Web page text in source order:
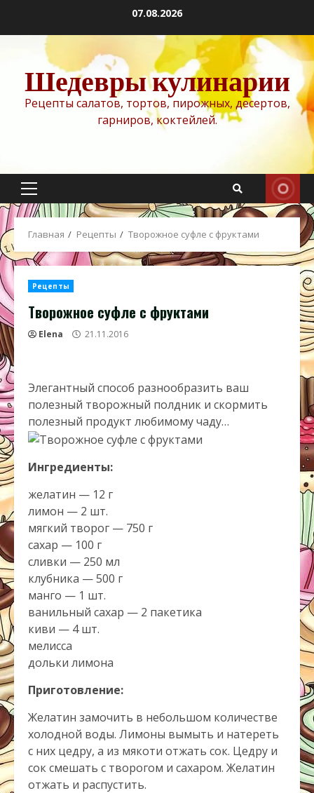
содержимому
07.08.2026
Шедевры кулинарии
Рецепты салатов, тортов, пирожных, десертов,
гарниров, коктейлей.
Основное
меню
Главная Рецепты Творожное суфле с фруктами
Рецепты
Творожное суфле с фруктами
Elena 21.11.2016
Элегантный способ разнообразить ваш
полезный творожный полдник и скормить
полезный продукт любимому чаду…
Ингредиенты:
желатин — 12 г
лимон — 2 шт.
мягкий творог — 750 г
сахар — 100 г
сливки — 250 мл
клубника — 500 г
манго — 1 шт.
ванильный сахар — 2 пакетика
киви — 4 шт.
мелисса
дольки лимона
Приготовление:
Желатин замочить в небольшом количестве
холодной воды. Лимоны вымыть и натереть
с них цедру, а из мякоти отжать сок. Цедру и
сок смешать с творогом и сахаром. Желатин
отжать и распустить.